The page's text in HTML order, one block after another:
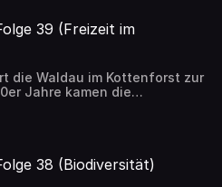
der Arbeit bei der
mit Stadtsprecherin Barbara
39 (Freizeit im
die Waldau im Kottenforst zur
Jahre kamen die
Wildschweinen dazu. Seit
und der Kottenforst ein
im Wald spricht in
Johnson mit Barbara
38 (Biodiversität)